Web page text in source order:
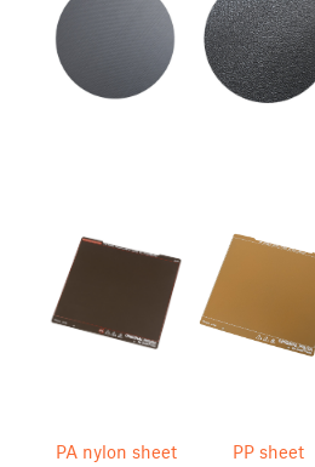
PA nylon sheet PP sheet